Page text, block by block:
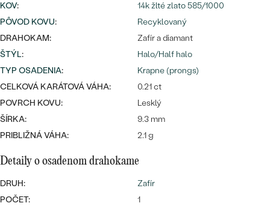
Wave kolekcia
PODĽA TVARU DRAHOKAMU
NA MIERU
DIAMANTY
Najpredávanejšie
náušnice
PREZRIEŤ
Personalizované
Najpredávanejšie
prstene
PREZRIEŤ
KOV:
14k žlté zlato 585/1000
PÔVOD KOVU:
Recyklovaný
DRAHOKAM:
Zafír a diamant
ŠTÝL:
Halo/Half halo
TYP OSADENIA:
Krapne (prongs)
CELKOVÁ KARÁTOVÁ VÁHA:
0.21 ct
POVRCH KOVU:
Lesklý
ŠÍRKA:
9.3 mm
PRIBLIŽNÁ VÁHA:
2.1 g
Detaily o osadenom drahokame
DRUH:
Zafír
POČET:
1